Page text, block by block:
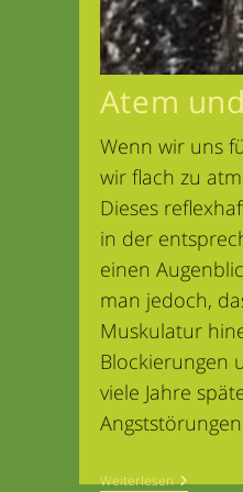
Atem
Wenn wir uns
wir flach zu
Dieses
in der
einen
man jedoch,
Muskulatur
Blockierungen
viele Jahre
WeiterlesenAtem